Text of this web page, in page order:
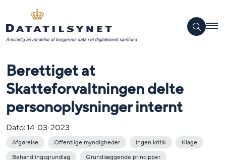
Berettiget at
Skatteforvaltningen delte
personoplysninger internt
Dato:14-03-2023
Afgørelse Offentlige myndigheder Ingen kritik
Klage
Behandlingsgrundlag
Grundlæggende principper